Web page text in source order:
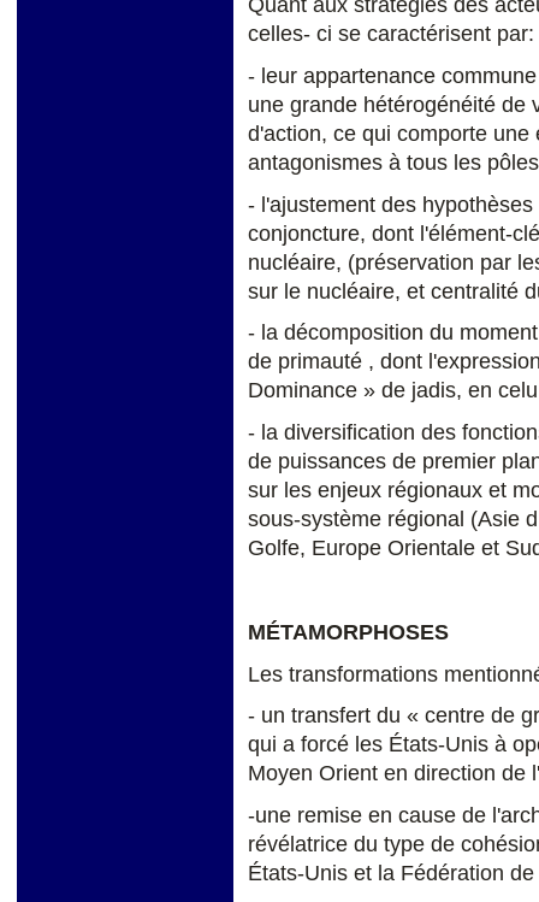
celles- ci se caractérisent par:
- leur appartenance
une grande hétérogénéité de
d'action, ce qui comporte
antagonismes à tous les
- l'ajustement des
conjoncture, dont l'élément-
nucléaire, (préservation par
sur le nucléaire, et centralité
- la décomposition du
de primauté , dont
Dominance » de jadis, en
- la diversification des
de puissances de premier
sur les enjeux régionaux et
sous-système régional (Asie
Golfe, Europe Orientale et
MÉTAMORPHOSES
Les transformations
- un transfert du « centre de
qui a forcé les États-Unis à
Moyen Orient en direction de
-une remise en cause de
révélatrice du type de
États-Unis et la Fédération